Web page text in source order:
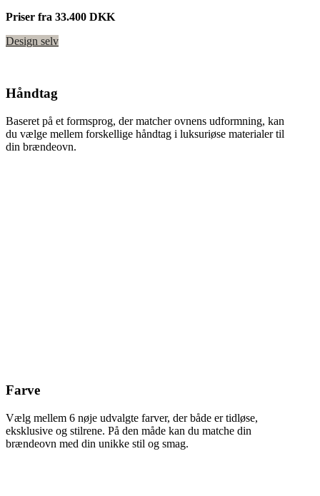
Priser fra 33.400 DKK
Design selv
Håndtag
Baseret på et formsprog, der matcher ovnens udformning, kan
du vælge mellem forskellige håndtag i luksuriøse materialer til
din brændeovn.
Farve
Vælg mellem 6 nøje udvalgte farver, der både er tidløse,
eksklusive og stilrene. På den måde kan du matche din
brændeovn med din unikke stil og smag.